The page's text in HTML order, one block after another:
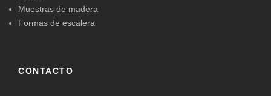
Muestras de madera
Formas de escalera
CONTACTO